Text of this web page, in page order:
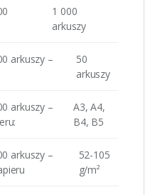
1 000
arkuszy
arkuszy –
50
arkuszy
arkuszy –
A3, A4,
B4, B5
arkuszy –
52-105
g/m²